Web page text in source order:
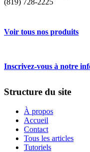
(819) 728-2225
Voir tous nos produits
Inscrivez-vous à notre
Structure du site
À propos
Accueil
Contact
Tous les articles
Tutoriels